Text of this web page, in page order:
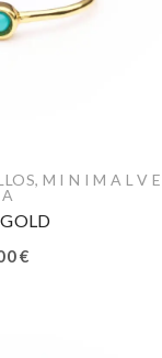
, M I N I M A L V E
€